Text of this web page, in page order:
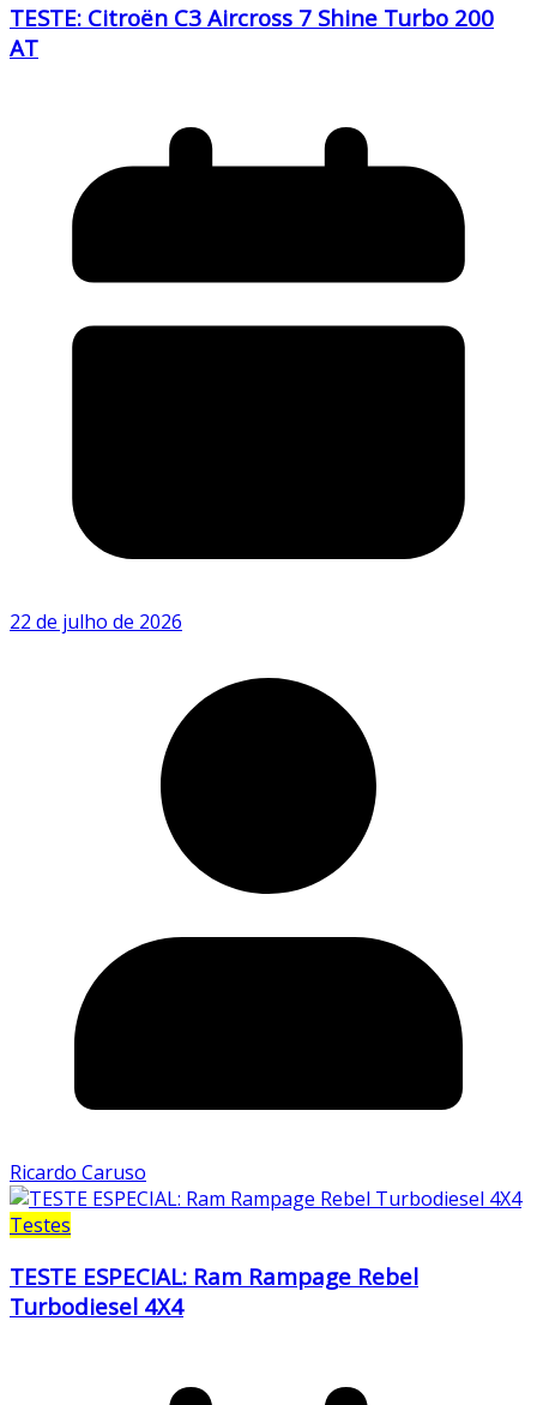
TESTE: Citroën C3 Aircross 7 Shine Turbo 200
AT
22 de julho de 2026
Ricardo Caruso
Testes
TESTE ESPECIAL: Ram Rampage Rebel
Turbodiesel 4X4